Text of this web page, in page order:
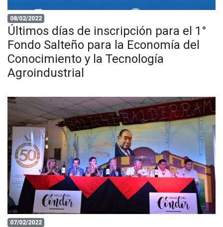
08/02/2022
Últimos días de inscripción para el 1°
Fondo Salteño para la Economía del
Conocimiento y la Tecnología
Agroindustrial
07/02/2022